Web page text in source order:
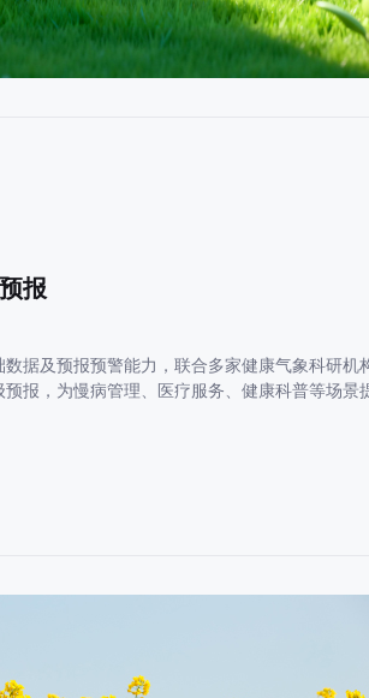
报
据及预报预警能力，联合多家健康气象科研
报，为慢病管理、医疗服务、健康科普等场景